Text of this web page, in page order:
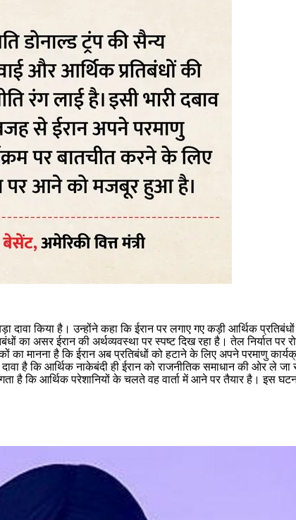
दावा किया है। उन्होंने कहा कि ईरान पर लगाए गए कड़ी आर्थिक
का असर ईरान की अर्थव्यवस्था पर स्पष्ट दिख रहा है। तेल निर्यात
मानना है कि ईरान अब प्रतिबंधों को हटाने के लिए अपने परमाणु
है कि आर्थिक नाकेबंदी ही ईरान को राजनीतिक समाधान की ओर ले
है कि आर्थिक परेशानियों के चलते वह वार्ता में आने पर तैयार है। इस